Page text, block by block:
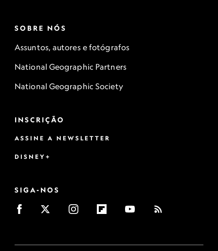
SOBRE NÓS
Assuntos, autores e fotógrafos
National Geographic Partners
National Geographic Society
INSCRIÇÃO
ASSINE A NEWSLETTER
DISNEY+
SIGA-NOS